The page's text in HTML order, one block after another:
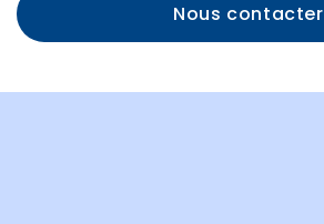
Nous contacter